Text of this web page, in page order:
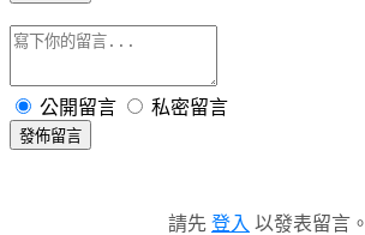
公開留言 私密留言
發佈留言
請先 登入 以發表留言。